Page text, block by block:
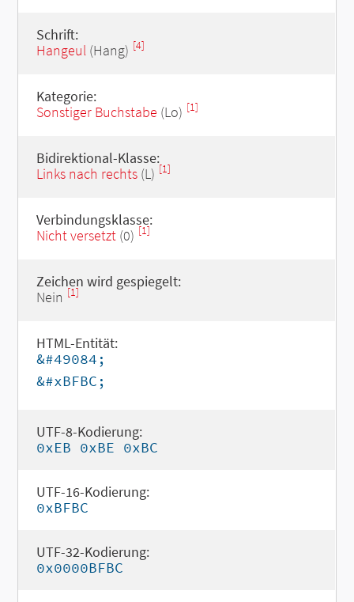
Schrift:
Hangeul(Hang) [4]
Kategorie:
Sonstiger Buchstabe (Lo) [1]
Bidirektional-Klasse:
Links nach rechts(L) [1]
Verbindungsklasse:
Nicht versetzt(0) [1]
Zeichen wird gespiegelt:
Nein [1]
HTML-Entität:
&#49084;
&#xBFBC;
UTF-8-Kodierung:
0xEB 0xBE 0xBC
UTF-16-Kodierung:
0xBFBC
UTF-32-Kodierung:
0x0000BFBC